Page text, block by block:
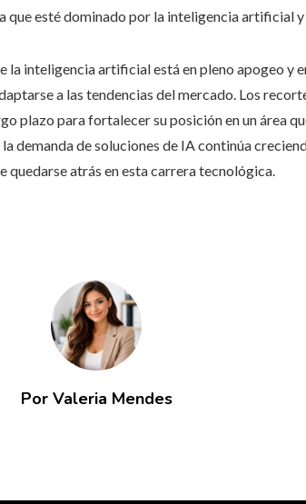
esté dominado por la inteligencia artificial y
la inteligencia artificial está en pleno apogeo y
a las tendencias del mercado. Los
plazo para fortalecer su posición en un área
demanda de soluciones de IA continúa
atrás en esta carrera tecnológica.
Por Valeria Mendes